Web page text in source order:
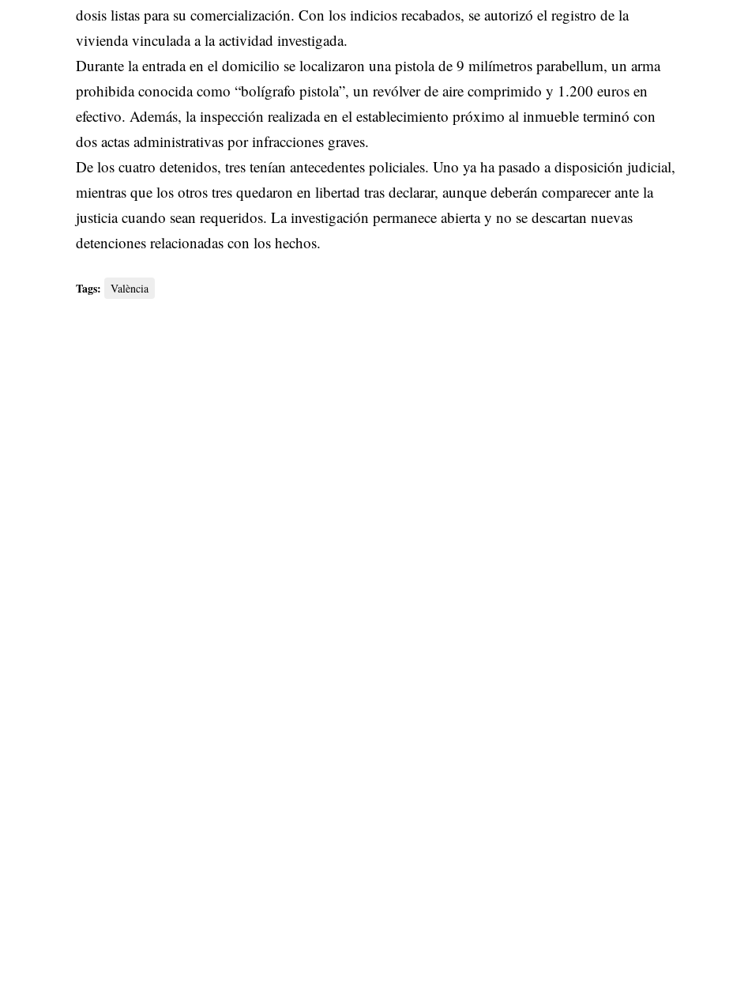
dosis listas para su comercialización. Con los indicios recabados, se autorizó el registro de la
vivienda vinculada a la actividad investigada.
Durante la entrada en el domicilio se localizaron una pistola de 9 milímetros parabellum, un arma
prohibida conocida como “bolígrafo pistola”, un revólver de aire comprimido y 1.200 euros en
efectivo. Además, la inspección realizada en el establecimiento próximo al inmueble terminó con
dos actas administrativas por infracciones graves.
De los cuatro detenidos, tres tenían antecedentes policiales. Uno ya ha pasado a disposición judicial,
mientras que los otros tres quedaron en libertad tras declarar, aunque deberán comparecer ante la
justicia cuando sean requeridos. La investigación permanece abierta y no se descartan nuevas
detenciones relacionadas con los hechos.
Tags: València